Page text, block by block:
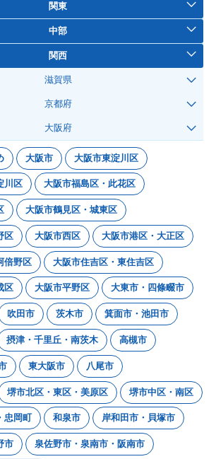
関東
中部
関西
滋賀県
京都府
大阪府
大阪市 大阪市東淀川区
川区 大阪市福島区・此花区
大阪市鶴見区・城東区
区 大阪市西区 大阪市港区・大正区
倍野区 大阪市住吉区・東住吉区
区 大阪市平野区 大東市・四條畷市
吹田市 茨木市 箕面市・池田市
摂津・千里丘・南茨木 高槻市
東大阪市 八尾市
堺市北区・東区・美原区 堺市中区・南区
忠岡町 和泉市 岸和田市・貝塚市
市 泉佐野市・泉南市・阪南市